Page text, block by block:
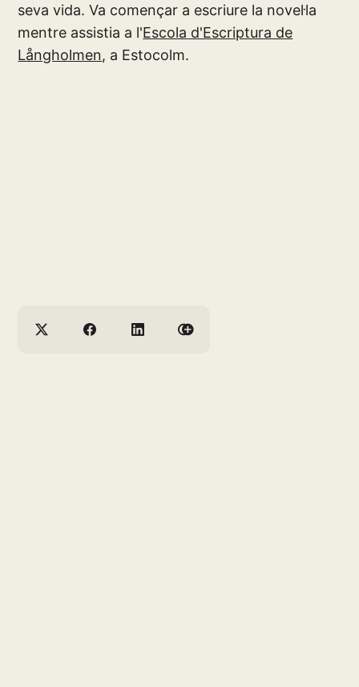
seva vida. Va començar a escriure la novel·la
mentre assistia a l'Escola d'Escriptura de
Långholmen, a Estocolm.